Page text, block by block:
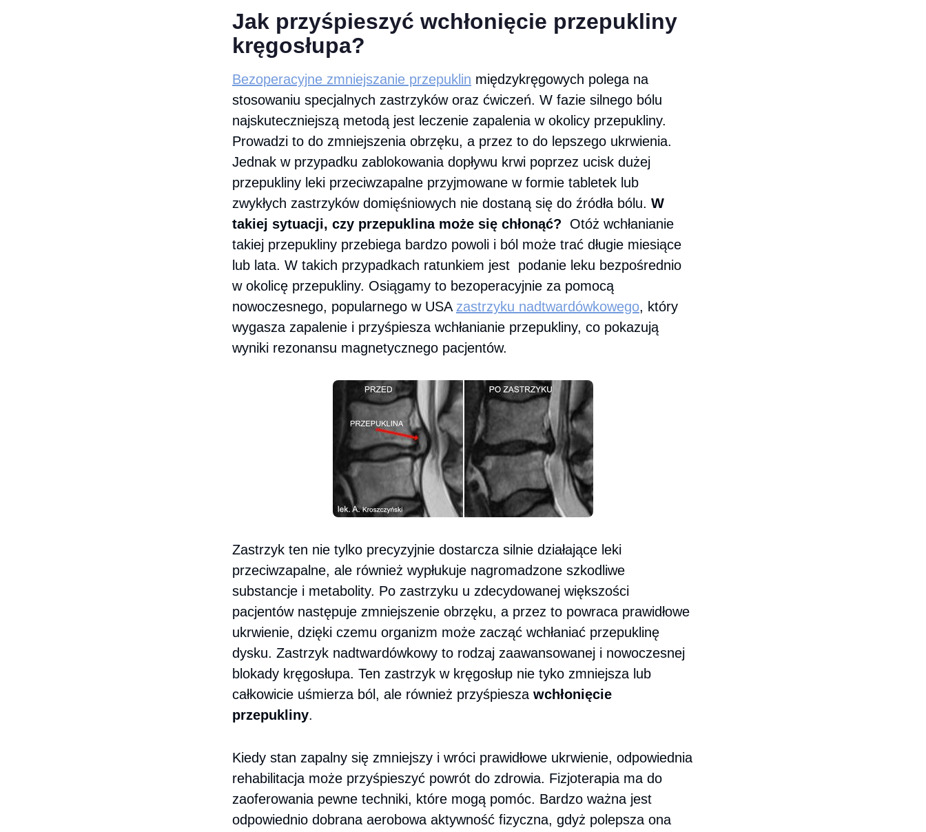
Jak przyśpieszyć wchłonięcie przepukliny
kręgosłupa?
Bezoperacyjne zmniejszanie przepuklin międzykręgowych polega na
stosowaniu specjalnych zastrzyków oraz ćwiczeń. W fazie silnego bólu
najskuteczniejszą metodą jest leczenie zapalenia w okolicy przepukliny.
Prowadzi to do zmniejszenia obrzęku, a przez to do lepszego ukrwienia.
Jednak w przypadku zablokowania dopływu krwi poprzez ucisk dużej
przepukliny leki przeciwzapalne przyjmowane w formie tabletek lub
zwykłych zastrzyków domięśniowych nie dostaną się do źródła bólu. W
takiej sytuacji, czy przepuklina może się chłonąć? Otóż wchłanianie
takiej przepukliny przebiega bardzo powoli i ból może trać długie miesiące
lub lata. W takich przypadkach ratunkiem jest podanie leku bezpośrednio
w okolicę przepukliny. Osiągamy to bezoperacyjnie za pomocą
nowoczesnego, popularnego w USA zastrzyku nadtwardówkowego, który
wygasza zapalenie i przyśpiesza wchłanianie przepukliny, co pokazują
wyniki rezonansu magnetycznego pacjentów.
Zastrzyk ten nie tylko precyzyjnie dostarcza silnie działające leki
przeciwzapalne, ale również wypłukuje nagromadzone szkodliwe
substancje i metabolity. Po zastrzyku u zdecydowanej większości
pacjentów następuje zmniejszenie obrzęku, a przez to powraca prawidłowe
ukrwienie, dzięki czemu organizm może zacząć wchłaniać przepuklinę
dysku. Zastrzyk nadtwardówkowy to rodzaj zaawansowanej i nowoczesnej
blokady kręgosłupa. Ten zastrzyk w kręgosłup nie tyko zmniejsza lub
całkowicie uśmierza ból, ale również przyśpiesza wchłonięcie
przepukliny.
Kiedy stan zapalny się zmniejszy i wróci prawidłowe ukrwienie, odpowiednia
rehabilitacja może przyśpieszyć powrót do zdrowia. Fizjoterapia ma do
zaoferowania pewne techniki, które mogą pomóc. Bardzo ważna jest
odpowiednio dobrana aerobowa aktywność fizyczna, gdyż polepsza ona